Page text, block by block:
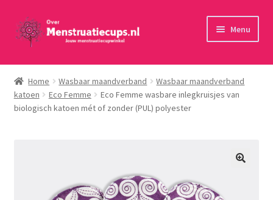
Ga
door
navigatie
Ga
naar
inhoud
Menu
Home
30 minuten persoonlijk advies
Menstruatiesponsjes
Home Wasbaar maandverband
Wasbaar maandverband
katoen
Eco Femme
Eco Femme wasbare inlegkruisjes van
biologisch katoen mét of zonder (PUL) polyester